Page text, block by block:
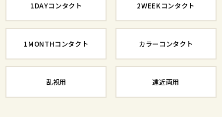
1DAYコンタクト 2WEEKコンタクト
1MONTHコンタクト カラーコンタクト
乱視用 遠近両用